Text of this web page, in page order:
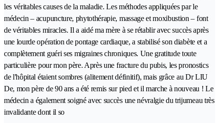
les véritables causes de la maladie. Les méthodes appliquées par le
médecin – acupuncture, phytothérapie, massage et moxibustion – font
de véritables miracles. Il a aidé ma mère à se rétablir avec succès après
une lourde opération de pontage cardiaque, a stabilisé son diabète et a
complètement guéri ses migraines chroniques. Une gratitude toute
particulière pour mon père. Après une fracture du pubis, les pronostics
de l'hôpital étaient sombres (alitement définitif), mais grâce au Dr LIU
De, mon père de 90 ans a été remis sur pied et il marche à nouveau ! Le
médecin a également soigné avec succès une névralgie du trijumeau très
invalidante dont il so